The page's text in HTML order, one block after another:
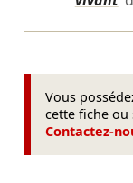
Vous
cette fiche ou
Contactez-